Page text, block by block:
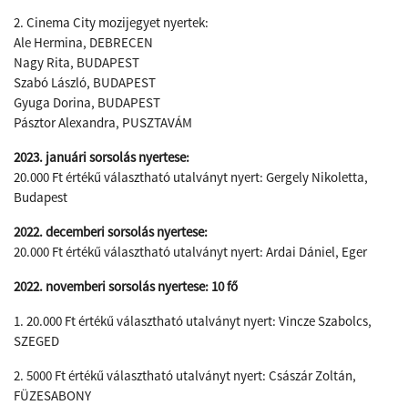
2. Cinema City mozijegyet nyertek:
Ale Hermina, DEBRECEN
Nagy Rita, BUDAPEST
Szabó László, BUDAPEST
Gyuga Dorina, BUDAPEST
Pásztor Alexandra, PUSZTAVÁM
2023. januári sorsolás nyertese:
20.000 Ft értékű választható utalványt nyert: Gergely Nikoletta,
Budapest​
2022. decemberi sorsolás nyertese:
20.000 Ft értékű választható utalványt nyert: Ardai Dániel, Eger
2022. novemberi sorsolás nyertese: 10 fő
1. 20.000 Ft értékű választható utalványt nyert: Vincze Szabolcs,
SZEGED
2. 5000 Ft értékű választható utalványt nyert: Császár Zoltán,
FÜZESABONY